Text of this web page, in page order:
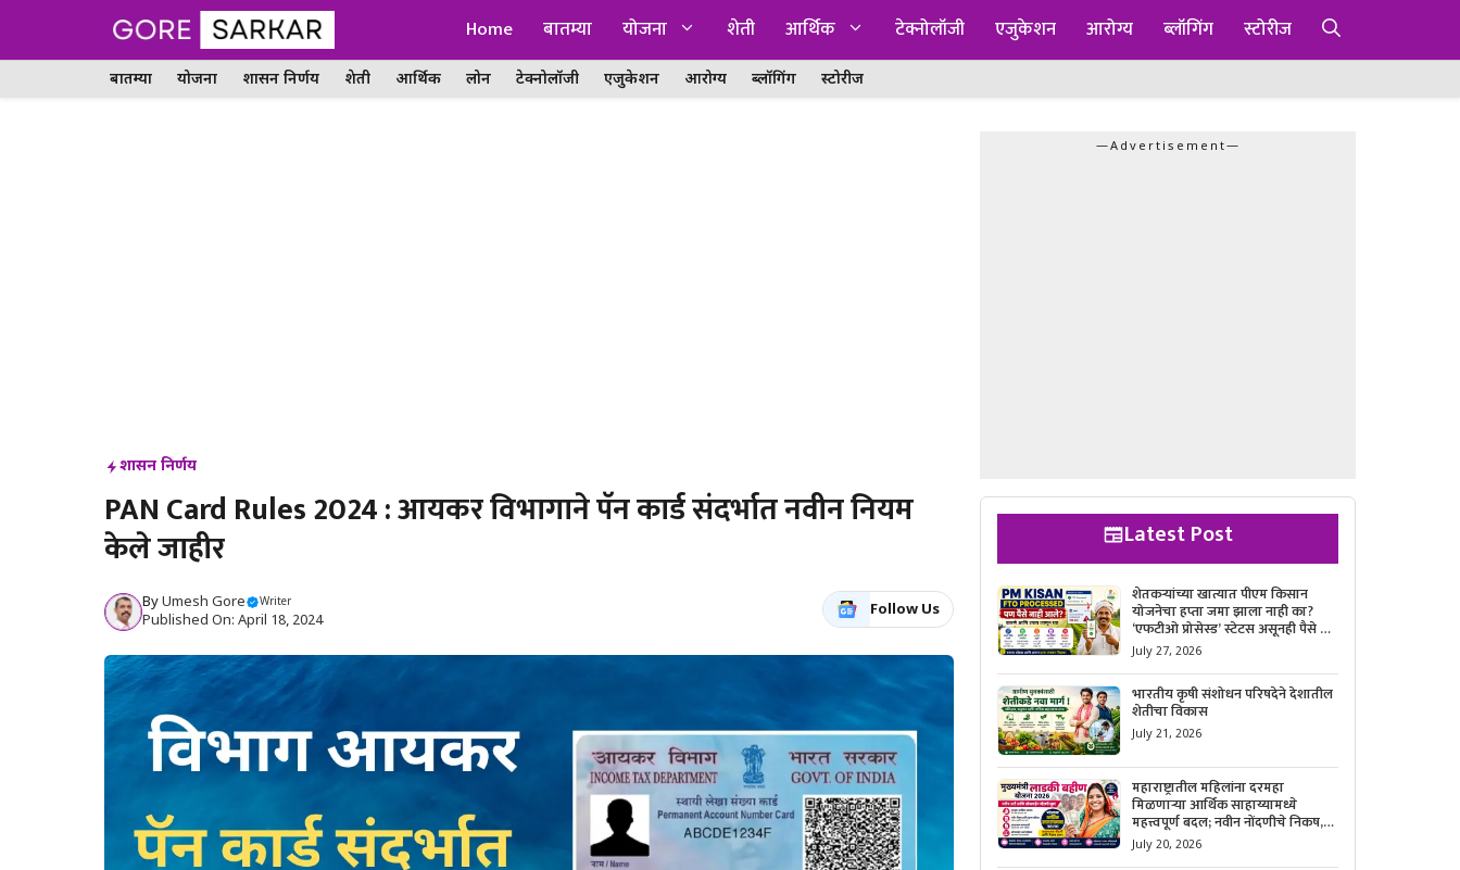
Home बातम्या योजना शेती आर्थिक टेक्नोलॉजी एजुकेशन आरोग्य ब्लॉगिंग स्टोरीज
बातम्या योजना शासन निर्णय शेती आर्थिक लोन टेक्नोलॉजी एजुकेशन आरोग्य ब्लॉगिंग स्टोरीज
शासन निर्णय
PAN Card Rules 2024 : आयकर विभागाने पॅन कार्ड संदर्भात नवीन नियम
केले जाहीर
ByUmesh Gore Writer
Published On: April 18, 2024
Follow Us
—Advertisement—
Latest Post
शेतकऱ्यांच्या खात्यात पीएम किसान
योजनेचा हप्ता जमा झाला नाही का?
‘एफटीओ प्रोसेस्ड’ स्टेटस असूनही पैसे न
मिळाल्यास काय करावे, याची सविस्तर
माहिती जाणून घ्या.
July 27, 2026
भारतीय कृषी संशोधन परिषदेने देशातील
शेतीचा विकास
July 21, 2026
महाराष्ट्रातील महिलांना दरमहा
मिळणाऱ्या आर्थिक साहाय्यामध्ये
महत्त्वपूर्ण बदल; नवीन नोंदणीचे निकष,
आवश्यक कागदपत्रे आणि ऑनलाईन
अर्ज करण्याची सोपी प्रक्रिया जाणून घ्या.
July 20, 2026